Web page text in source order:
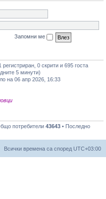
Запомни ме
0 скрити и 695 госта
5 минути)
на 06 апр 2026, 16:33
потребители 43643 • Последно
Всички времена са според UTC+03:00